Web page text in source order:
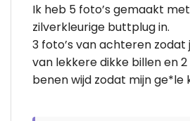
Ik heb 5 foto’s gemaakt
zilverkleurige buttplug in.
3 foto’s van achteren
van lekkere dikke billen en
benen wijd zodat mijn ge*le